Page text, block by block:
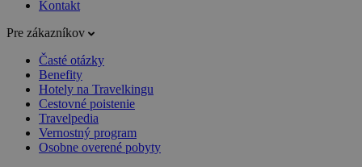
Kontakt
Pre zákazníkov
Časté otázky
Benefity
Hotely na Travelkingu
Cestovné poistenie
Travelpedia
Vernostný program
Osobne overené pobyty